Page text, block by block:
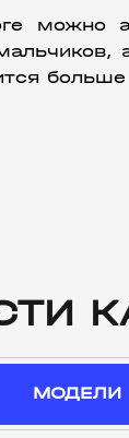
можно
МОДЕЛИ